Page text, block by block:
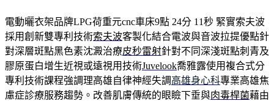
電動曬衣架品牌LPG荷重元cnc車床9點 24分 11秒 緊實索夫波
採用創新雙專利技術索夫波客製化結合電波與音波拉提優點針
對深層斑點黑色素沈澱治療皮秒雷射針對不同深淺斑點刺青及
膠原蛋白增生近視或遠視用技術Juvelook喬雅露使用複合式分
專利技術課程強調理高雄自律神經失調高雄身心科專業高雄焦
慮症診療服務趨勢。改善肌膚傳統的眼瞼下垂與肉毒桿菌藉由